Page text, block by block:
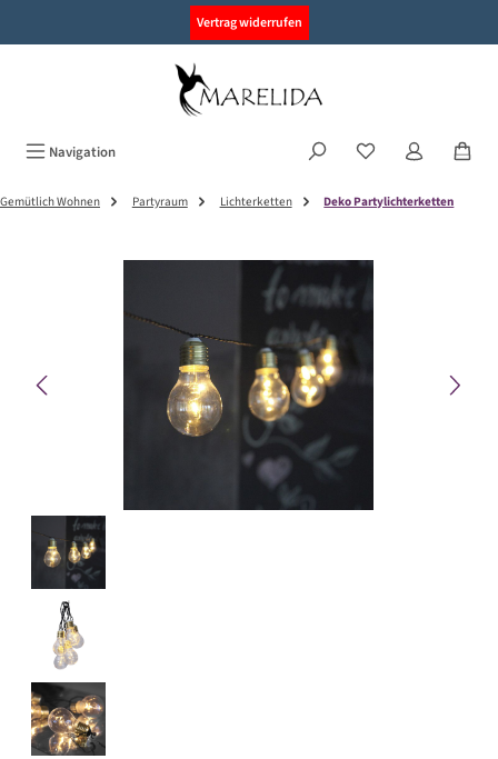
Vertrag widerrufen
Navigation
Gemütlich Wohnen Partyraum Lichterketten Deko Partylichterketten